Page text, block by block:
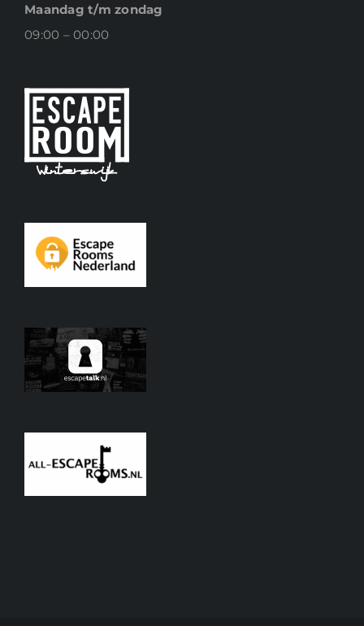
Maandag t/m zondag
09:00 – 00:00